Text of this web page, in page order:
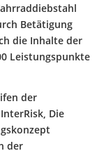
Betätigung
die Inhalte der
Leistungspunkte
der
Die
der